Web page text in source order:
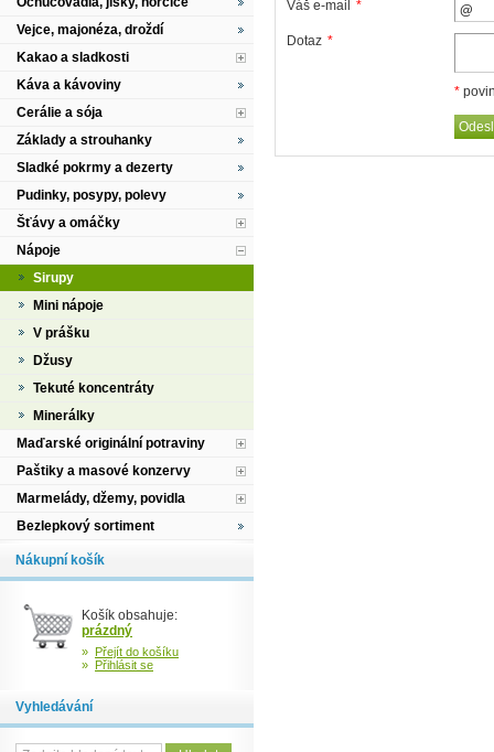
Váš e-mail *
Dotaz *
*
Vejce, majonéza, droždí
Kakao a sladkosti
Káva a kávoviny
Cerálie a sója
Základy a strouhanky
Sladké pokrmy a dezerty
Pudinky, posypy, polevy
Šťávy a omáčky
Nápoje
Sirupy
Mini nápoje
V prášku
Džusy
Tekuté koncentráty
Minerálky
Maďarské originální potraviny
Paštiky a masové konzervy
Marmelády, džemy, povidla
Bezlepkový sortiment
Nákupní košík
Košík obsahuje:
prázdný
» Přejít do košíku
» Přihlásit se
Vyhledávání